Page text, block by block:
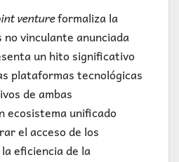
ventureformaliza la
vinculante anunciada
un hito significativo
plataformas tecnológicas
de ambas
ecosistema unificado
el acceso de los
eficiencia de la